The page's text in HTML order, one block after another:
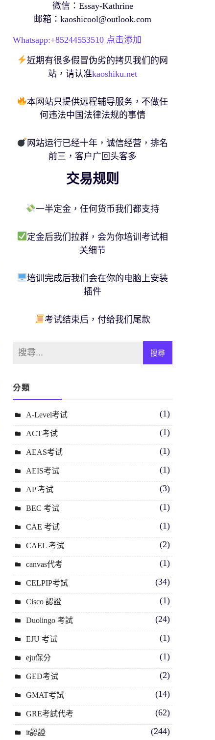
微信：Essay-Kathrine
邮箱： kaoshicool@outlook.com
Whatsapp:+85244553510 点击添加
近期有很多假冒伪劣的拷贝我们的网
站，请认准kaoshiku.net
本网站只提供远程辅导服务，不做任
何违法中国法律法规的事情
网站运行已经十年，诚信经营，排名
前三，客户广回头客多
交易规则
一半定金，任何货币我们都支持
定金后我们拉群，会为你培训考试相
关细节
培训完成后我们会在你的电脑上安装
插件
考试结束后，付给我们尾款
分類
A-Level考试 (1)
ACT考试 (1)
AEAS考试 (1)
AEIS考试 (1)
AP 考试 (3)
BEC 考试 (1)
CAE 考试 (1)
CAEL 考试 (2)
canvas代考 (1)
CELPIP考試 (34)
Cisco 認證 (1)
Duolingo 考試 (24)
EJU 考试 (1)
eju保分 (1)
GED考试 (2)
GMAT考試 (14)
GRE考試代考 (62)
it認證 (244)